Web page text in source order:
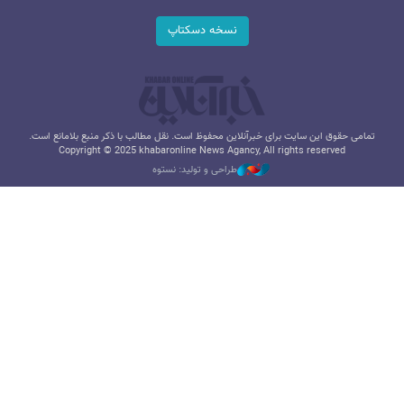
نسخه دسکتاپ
تمامی حقوق این سایت برای خبرآنلاین محفوظ است. نقل مطالب با ذکر منبع بلامانع است.
Copyright © 2025 khabaronline News Agancy, All rights reserved
طراحی و تولید: نستوه